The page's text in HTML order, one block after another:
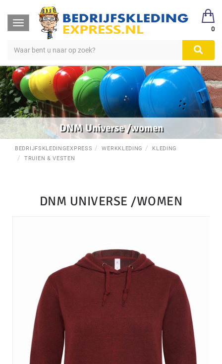
Toggle
navigation
0
DNM Universe /women
BEDRIJFSKLEDINGEXPRESS WERKKLEDING
KLEDING
TRUIEN & VESTEN
DNM UNIVERSE /WOMEN